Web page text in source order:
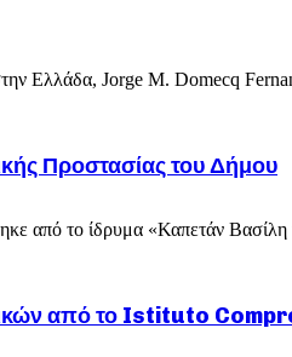
Ελλάδα, Jorge M. Domecq
Προστασίας του Δήμου
το ίδρυμα «Καπετάν
από το Istituto